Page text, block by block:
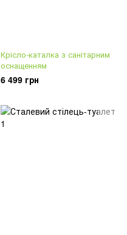
Крісло-каталка з санітарним
оснащенням
6 499 грн